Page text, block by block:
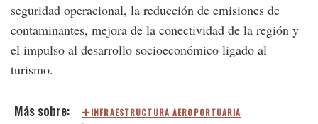
seguridad operacional, la reducción de emisiones de
contaminantes, mejora de la conectividad de la región y
el impulso al desarrollo socioeconómico ligado al
turismo.
INFRAESTRUCTURA AEROPORTUARIA